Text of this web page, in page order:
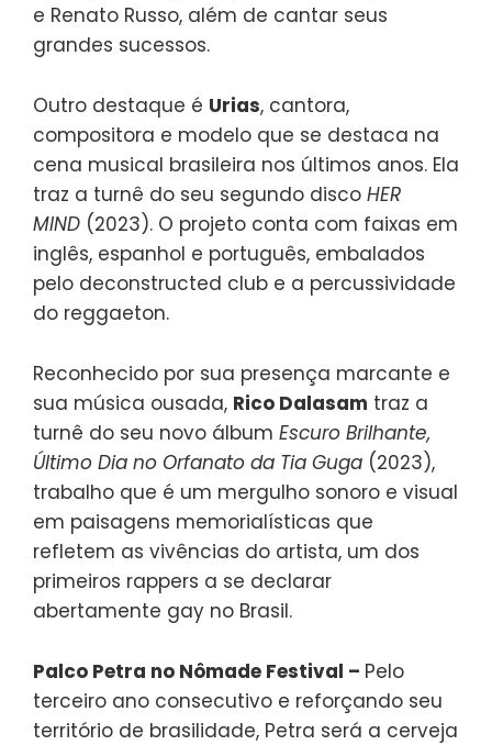
e Renato Russo, além de cantar seus
grandes sucessos.
Outro destaque é Urias, cantora,
compositora e modelo que se destaca na
cena musical brasileira nos últimos anos. Ela
traz a turnê do seu segundo disco HER
MIND (2023). O projeto conta com faixas em
inglês, espanhol e português, embalados
pelo deconstructed club e a percussividade
do reggaeton.
Reconhecido por sua presença marcante e
sua música ousada, Rico Dalasam traz a
turnê do seu novo álbum Escuro Brilhante,
Último Dia no Orfanato da Tia Guga (2023),
trabalho que é um mergulho sonoro e visual
em paisagens memorialísticas que
refletem as vivências do artista, um dos
primeiros rappers a se declarar
abertamente gay no Brasil.
Palco Petra no Nômade Festival – Pelo
terceiro ano consecutivo e reforçando seu
território de brasilidade, Petra será a cerveja